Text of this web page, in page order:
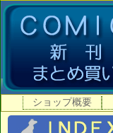
ショップ概要